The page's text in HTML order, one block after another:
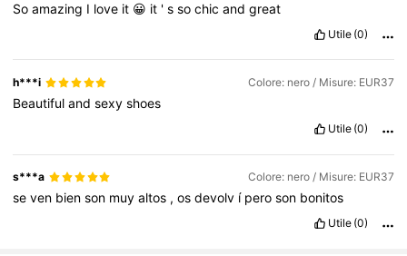
4.86 901K Follower
4.86
Soamazing I love it 😀 it 'ssochicandgreat
Utile (0)
h***i Colore: nero / Misure: EUR37
Beautifulandsexyshoes
Utile (0)
s***a Colore: nero / Misure: EUR37
seven bienson muyaltos ,osdevolv í peroson bonitos
Utile (0)